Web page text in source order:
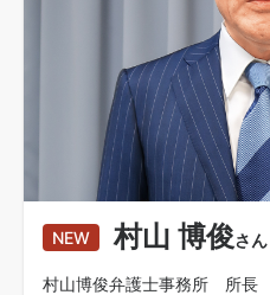
NEW 村山 博俊さん
村山博俊弁護士事務所 所長